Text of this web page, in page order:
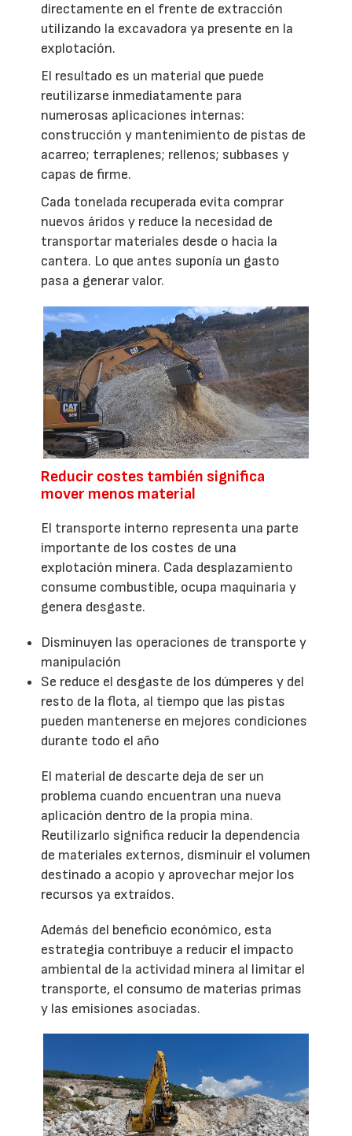
directamente en el frente de extracción
utilizando la excavadora ya presente en la
explotación.
El resultado es un material que puede
reutilizarse inmediatamente para
numerosas aplicaciones internas:
construcción y mantenimiento de pistas de
acarreo; terraplenes; rellenos; subbases y
capas de firme.
Cada tonelada recuperada evita comprar
nuevos áridos y reduce la necesidad de
transportar materiales desde o hacia la
cantera. Lo que antes suponía un gasto
pasa a generar valor.
Reducir costes también significa
mover menos material
El transporte interno representa una parte
importante de los costes de una
explotación minera. Cada desplazamiento
consume combustible, ocupa maquinaria y
genera desgaste.
Disminuyen las operaciones de transporte y
manipulación
Se reduce el desgaste de los dúmperes y del
resto de la flota, al tiempo que las pistas
pueden mantenerse en mejores condiciones
durante todo el año
El material de descarte deja de ser un
problema cuando encuentran una nueva
aplicación dentro de la propia mina.
Reutilizarlo significa reducir la dependencia
de materiales externos, disminuir el volumen
destinado a acopio y aprovechar mejor los
recursos ya extraídos.
Además del beneficio económico, esta
estrategia contribuye a reducir el impacto
ambiental de la actividad minera al limitar el
transporte, el consumo de materias primas
y las emisiones asociadas.